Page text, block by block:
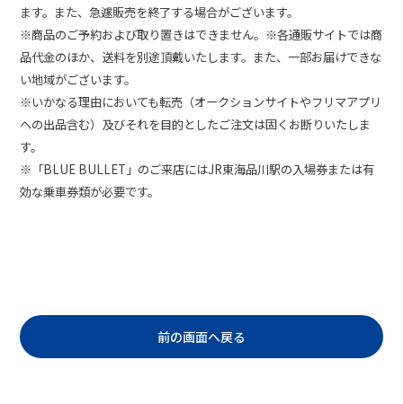
ます。また、急遽販売を終了する場合がございます。
※商品のご予約および取り置きはできません。※各通販サイトでは商
品代金のほか、送料を別途頂戴いたします。また、一部お届けできな
い地域がございます。
※いかなる理由においても転売（オークションサイトやフリマアプリ
への出品含む）及びそれを目的としたご注文は固くお断りいたしま
す。
※「BLUE BULLET」のご来店にはJR東海品川駅の入場券または有
効な乗車券類が必要です。
前の画面へ戻る